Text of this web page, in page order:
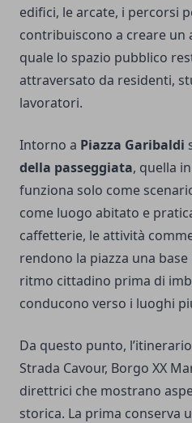
edifici, le arcate, i percorsi
contribuiscono a creare un
quale lo spazio pubblico
attraversato da residenti,
lavoratori.
Intorno a Piazza Garibaldi
della passeggiata, quella
funziona solo come
come luogo abitato e
caffetterie, le attività
rendono la piazza una
ritmo cittadino prima di
conducono verso i luoghi
Da questo punto,
Strada Cavour, Borgo XX
direttrici che mostrano
storica. La prima conserva